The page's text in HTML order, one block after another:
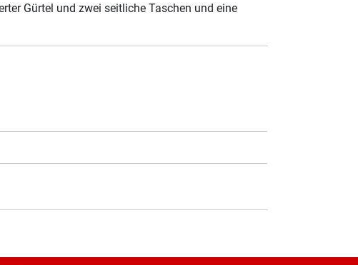
Gürtel und zwei seitliche Taschen und eine